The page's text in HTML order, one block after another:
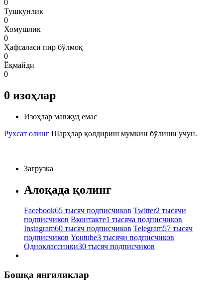
0
Тушкунлик
0
Хомушлик
0
Ҳафсаласи пир бўлмоқ
0
Ёқмайди
0
0 изоҳлар
Изоҳлар мавжуд емас
Рухсат олинг Шарҳлар қолдириш мумкин бўлиши учун.
Загрузка
Алоқада қолинг
Facebook65 тысяч подписчиков Twitter2 тысячи
подписчиков Вконтакте1 тысяча подписчиков
Instagram60 тысяч подписчиков Telegram57 тысяч
подписчиков Youtube3 тысячи подписчиков
Одноклассники30 тысяч подписчиков
Бошқа янгиликлар